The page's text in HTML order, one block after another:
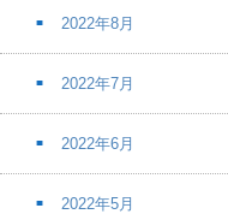
2022年8月
2022年7月
2022年6月
2022年5月